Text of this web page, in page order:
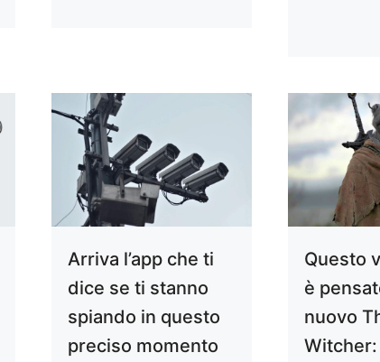
Arriva l’app che ti
dice se ti stanno
spiando in questo
preciso momento
Questo
è
nuovo